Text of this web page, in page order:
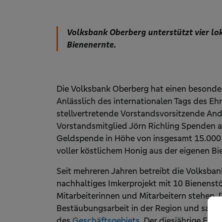
Volksbank Oberberg unterstützt vier
Bienenernte.
Die Volksbank Oberberg hat einen
Anlässlich des internationalen Tags des
stellvertretende Vorstandsvorsitzende
Vorstandsmitglied Jörn Richling Spenden
Geldspende in Höhe von insgesamt
voller köstlichem Honig aus der eigenen
Seit mehreren Jahren betreibt die
nachhaltiges Imkerprojekt mit 10
Mitarbeiterinnen und Mitarbeitern stehen.
Bestäubungsarbeit in der Region und